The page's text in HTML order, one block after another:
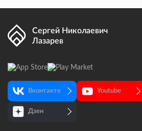
Сергей Николаевич
Лазарев
Вконтакте Youtube
Дзен